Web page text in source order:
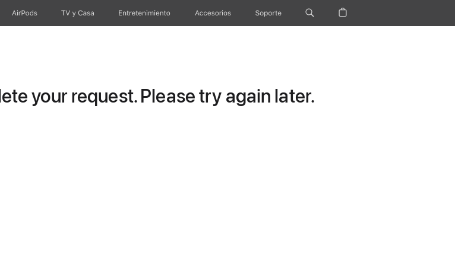
AirPods TV y Casa Entretenimiento Accesorios Soporte
your request. Please try again later.